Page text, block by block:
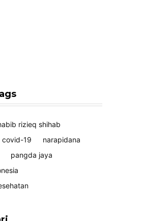
rizieq shihab
covid-19
narapidana
pangda jaya